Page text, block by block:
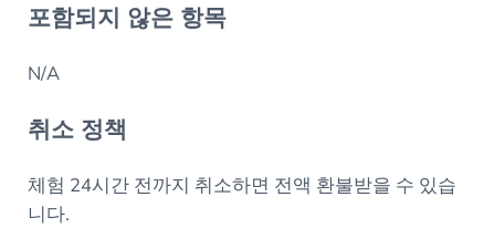
포함되지 않은 항목
N/A
취소 정책
체험 24시간 전까지 취소하면 전액 환불받을 수 있습
니다.